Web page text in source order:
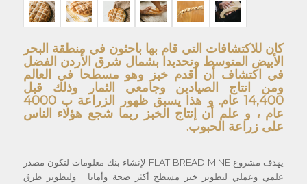
كان للاكتشافات التي قام بها باحثون في منطقة البحر
الأبيض المتوسط وتحديدا بشمال شرق الأردن الفضل
في اكتشاف أن أقدم خبز وهو مسطحا في العالم
ومن انتاج الصيادين وجامعي الثمار وذلك قبل
14,400 عام. و هذا يسبق ظهور الزراعة ب 4000
عام ، و علم أن إنتاج الخبز ربما شجع هؤلاء الناس
على زراعة الحبوب.
يهدف مشروع FLAT BREAD MINE لإنشاء بنك معلومات لتكون مصدر
علمي وعملي لتطوير خبز مسطح أكثر صحة وأمانا . ولتطوير طرق